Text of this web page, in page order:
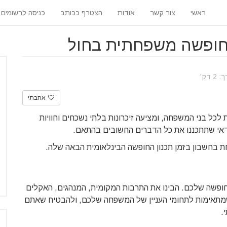
ראשי צור קשר אודות הצטרף ככותב כניסה לרשומים
אהבתי
בני המשפחה, ומציעה זיכרונות בלתי נשכחים וחוויות
שתתכננו את כל הדברים החשובים בהתאם.
בזמן ​​תכנון החופשה הבינלאומית הבאה שלה.
שלכם. הבינו את התרבות המקומית, המנהגים, האקלים
שמתאימות לתחומי העניין של המשפחה שלכם, ולהבטיח שאתם